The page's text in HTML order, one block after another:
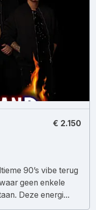
€ 2.150
90’s vibe terug
geen enkele
Deze energi...